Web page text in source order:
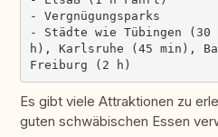
- Vergnügungsparks
- Städte wie Tübingen
h), Karlsruhe (45 min),
Es gibt viele Attraktionen zu
guten schwäbischen Essen